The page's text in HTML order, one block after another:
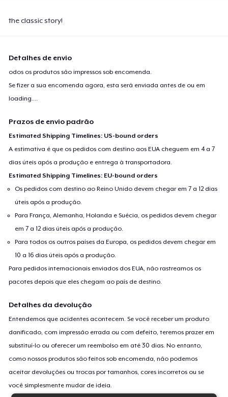
the classic story!
Detalhes de envio
odos os produtos são impressos sob encomenda.
Se fizer a sua encomenda agora, esta será enviada antes de ou em
loading....
Prazos de envio padrão
Estimated Shipping Timelines: US-bound orders
A estimativa é que os pedidos com destino aos EUA cheguem em 4 a 7
dias úteis após a produção e entrega à transportadora.
Estimated Shipping Timelines: EU-bound orders
Os pedidos com destino ao Reino Unido devem chegar em 7 a 12 dias
úteis após a produção.
Para França, Alemanha, Holanda e Suécia, os pedidos devem chegar
em 7 a 12 dias úteis após a produção.
Para todos os outros países da Europa, os pedidos devem chegar em
10 a 16 dias úteis após a produção.
Para pedidos internacionais enviados dos EUA, não rastreamos os
pacotes depois que eles chegam ao país de destino.
Detalhes da devolução
Entendemos que acidentes acontecem. Se você receber um produto
danificado, com impressão errada ou com defeito, teremos prazer em
substituí-lo ou oferecer um reembolso em até 30 dias. No entanto,
como nossos produtos são feitos sob encomenda, não podemos
aceitar devoluções ou trocas por tamanhos, cores incorretos ou se
você simplesmente mudar de ideia.